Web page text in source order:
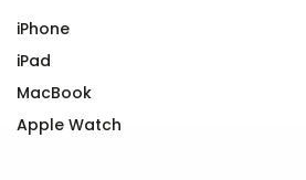
iPhone
iPad
MacBook
Apple Watch